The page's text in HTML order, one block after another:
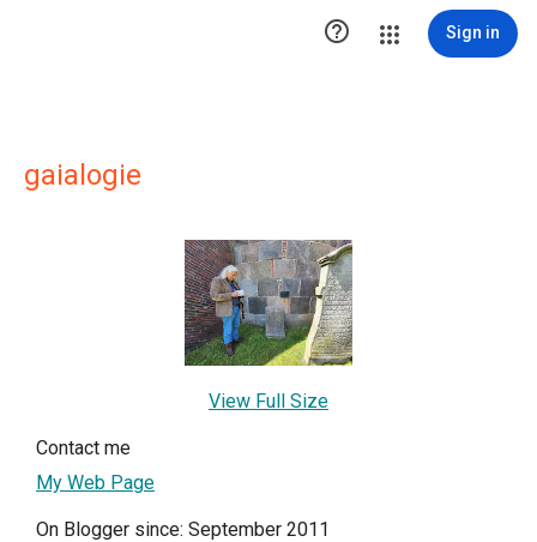
 Sign in
gaialogie
View Full Size
Contact me
My Web Page
On Blogger since: September 2011